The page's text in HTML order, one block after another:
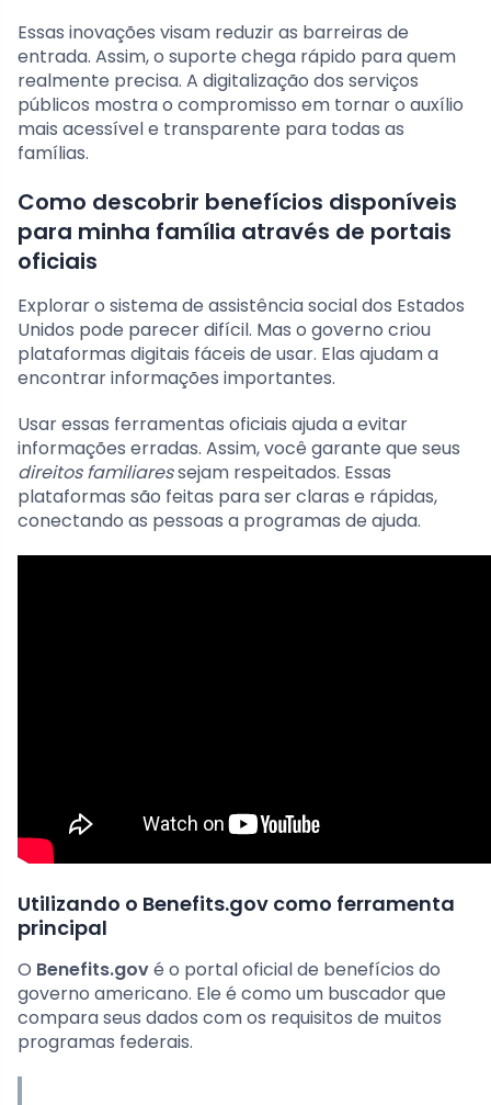
Essas inovações visam reduzir as barreiras de
entrada. Assim, o suporte chega rápido para quem
realmente precisa. A digitalização dos serviços
públicos mostra o compromisso em tornar o auxílio
mais acessível e transparente para todas as
famílias.
Como descobrir benefícios disponíveis
para minha família através de portais
oficiais
Explorar o sistema de assistência social dos Estados
Unidos pode parecer difícil. Mas o governo criou
plataformas digitais fáceis de usar. Elas ajudam a
encontrar informações importantes.
Usar essas ferramentas oficiais ajuda a evitar
informações erradas. Assim, você garante que seus
direitos familiaressejam respeitados. Essas
plataformas são feitas para ser claras e rápidas,
conectando as pessoas a programas de ajuda.
Utilizando o Benefits.gov como ferramenta
principal
O Benefits.gové o portal oficial de benefícios do
governo americano. Ele é como um buscador que
compara seus dados com os requisitos de muitos
programas federais.